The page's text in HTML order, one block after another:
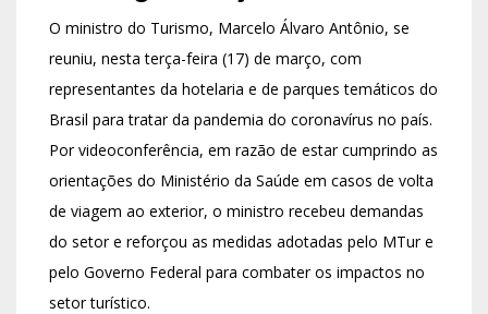
O ministro do Turismo, Marcelo Álvaro Antônio, se
reuniu, nesta terça-feira (17) de março, com
representantes da hotelaria e de parques temáticos do
Brasil para tratar da pandemia do coronavírus no país.
Por videoconferência, em razão de estar cumprindo as
orientações do Ministério da Saúde em casos de volta
de viagem ao exterior, o ministro recebeu demandas
do setor e reforçou as medidas adotadas pelo MTur e
pelo Governo Federal para combater os impactos no
setor turístico.